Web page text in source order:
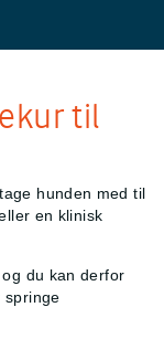
til
hunden med til
en klinisk
du kan derfor
springe